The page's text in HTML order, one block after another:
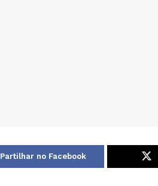
Partilhar no Facebook